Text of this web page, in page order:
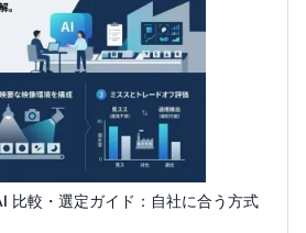
比較・選定ガイド：自社に合う方式